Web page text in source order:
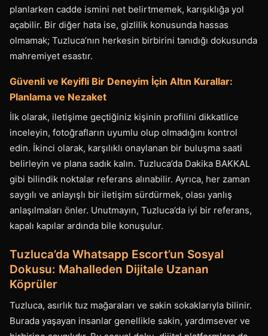
planlarken cadde ismini net belirtmemek, karışıklığa yol
açabilir. Bir diğer hata ise, gizlilik konusunda hassas
olmamak; Tuzluca’nın herkesin birbirini tanıdığı dokusunda
mahremiyet esastır.
Güvenli ve Keyifli Bir Deneyim İçin Altın Kurallar:
Planlama ve Nezaket
İlk olarak, iletişime geçtiğiniz kişinin profilini dikkatlice
inceleyin, fotoğrafların uyumlu olup olmadığını kontrol
edin. İkinci olarak, karşılıklı onaylanan bir buluşma saati
belirleyin ve plana sadık kalın. Tuzluca’da Dakika BAKKAL
gibi bilindik noktalar referans alınabilir. Ayrıca, her zaman
saygılı ve anlayışlı bir iletişim sürdürmek, olası yanlış
anlaşılmaları önler. Unutmayın, Tuzluca’da iyi bir referans,
kapalı kapılar ardında bile konuşulur.
Tuzluca’da Whatsapp Escort’un Sosyal
Dokusu: Mahalleden Dijitale Uzanan
Köprüler
Tuzluca, asırlık tuz mağaraları ve sakin sokaklarıyla bilinir.
Burada yaşayan insanlar genellikle sakin, yardımsever ve